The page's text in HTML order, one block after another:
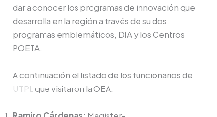
dar a conocer los programas de innovación que
desarrolla en la región a través de su dos
programas emblemáticos, DIA y los Centros
POETA.
A continuación el listado de los funcionarios de
UTPL que visitaron la OEA: